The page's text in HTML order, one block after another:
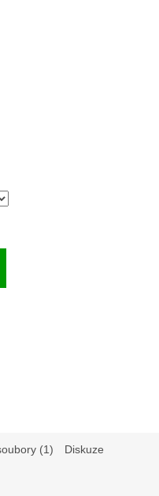
(1) Diskuze